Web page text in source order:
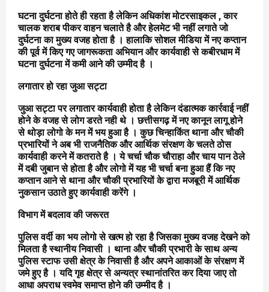
घटना दुर्घटना होते ही रहता है लेकिन अधिकांश मोटरसाइकल , कार
चालक शराब पीकर वाहन चलाते है और हेलमेट भी नहीं लगाते जो
दुर्घटना का मुख्य वजह होता है । हालाकि सोशल मीडिया में नए कप्तान
की पूर्व में किए गए जागरूकता अभियान और कार्यवाही से कबीरधाम में
घटना दुर्घटना में कमी आने की उम्मीद है ।
लगातार हो रहा जुआ सट्टा
जुआ सट्टा पर लगातार कार्यवाही होता है लेकिन दंडात्मक कार्रवाई नहीं
होने के वजह से लोग डरते नही थे । छत्तीसगढ़ में नए कानून लागू होने
से थोड़ा लोगो के मन में भय हुआ है । कुछ चिन्हाकिंत थाना और चौकी
प्रभारियों ने अब भी राजनैतिक और आर्थिक संरक्षण के चलते ठोस
कार्यवाही करने में कतराते है । ये चर्चा चौक चौराहा और चाय पान ठेले
में दबी जुबान से होता है और लोगो में यह भी चर्चा बना हुआ हैं कि नए
कप्तान आने से थाना और चौकी प्रभारियों के द्वारा मजबूरी में आर्थिक
नुकसान उठाते हुए कार्यवाही करेंगे ।
विभाग में बदलाव की जरूरत
पुलिस वर्दी का भय लोगो से खत्म हो रहा है जिसका मुख्य वजह देखने को
मिलता है स्थानीय निवासी । थाना और चौकी प्रभारी के साथ अन्य
पुलिस स्टाफ उसी क्षेत्र के निवासी है और अपने आकाओं के संरक्षण में
जमे हुए है । यदि गृह क्षेत्र से अन्यत्र स्थानांतरित कर दिया जाए तो
आधा अपराध स्वमेव समाप्त होने की उम्मीद है ।